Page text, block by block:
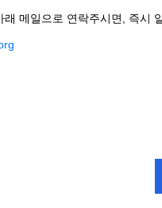
메일으로 연락주시면, 즉시